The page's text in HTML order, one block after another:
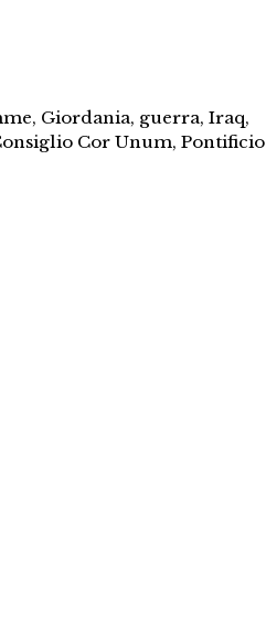
, Giordania, guerra,Iraq,
Cor Unum, Pontificio